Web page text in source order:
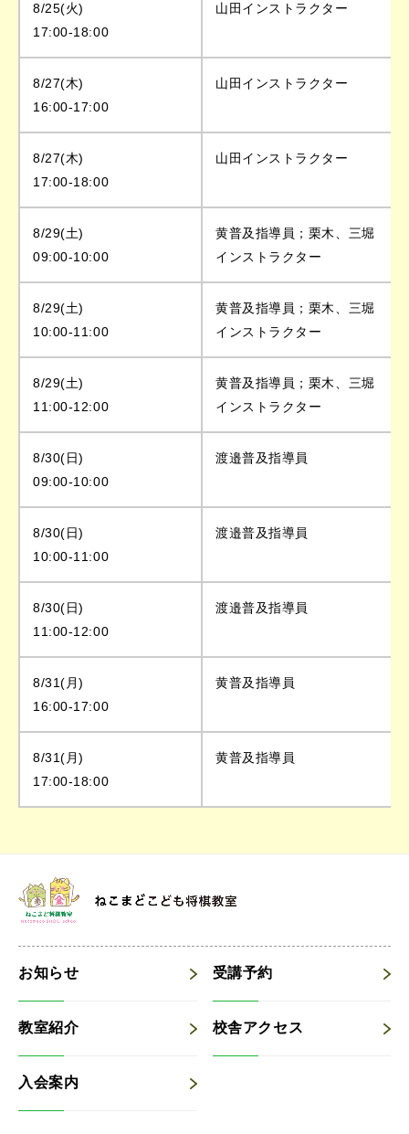
8/25(火)
17:00-18:00
山田インストラクター
8/27(木)
16:00-17:00
山田インストラクター
8/27(木)
17:00-18:00
山田インストラクター
8/29(土)
09:00-10:00
黄普及指導員；栗木、三堀
インストラクター
8/29(土)
10:00-11:00
黄普及指導員；栗木、三堀
インストラクター
8/29(土)
11:00-12:00
黄普及指導員；栗木、三堀
インストラクター
8/30(日)
09:00-10:00
渡邉普及指導員
8/30(日)
10:00-11:00
渡邉普及指導員
8/30(日)
11:00-12:00
渡邉普及指導員
8/31(月)
16:00-17:00
黄普及指導員
8/31(月)
17:00-18:00
黄普及指導員
お知らせ 受講予約
教室紹介 校舎アクセス
入会案内